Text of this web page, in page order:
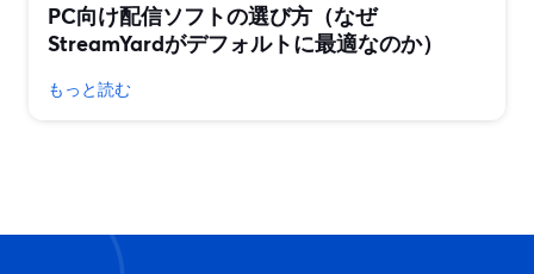
PC向け配信ソフトの選び方（なぜ
StreamYardがデフォルトに最適なのか）
もっと読む